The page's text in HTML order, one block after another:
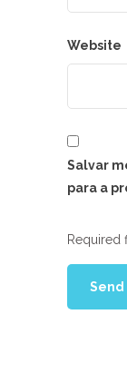
Website
Salvar
para a
Required